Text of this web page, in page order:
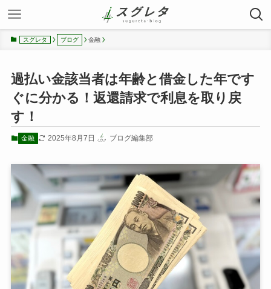
スグレタ ブログ 金融
過払い金該当者は年齢と借金した年です
ぐに分かる！返還請求で利息を取り戻
す！
金融 2025年8月7日 ブログ編集部